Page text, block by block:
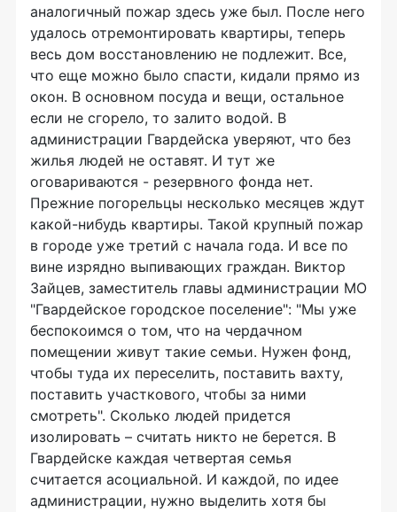
аналогичный пожар здесь уже был. После него
удалось отремонтировать квартиры, теперь
весь дом восстановлению не подлежит. Все,
что еще можно было спасти, кидали прямо из
окон. В основном посуда и вещи, остальное
если не сгорело, то залито водой. В
администрации Гвардейска уверяют, что без
жилья людей не оставят. И тут же
оговариваются - резервного фонда нет.
Прежние погорельцы несколько месяцев ждут
какой-нибудь квартиры. Такой крупный пожар
в городе уже третий с начала года. И все по
вине изрядно выпивающих граждан. Виктор
Зайцев, заместитель главы администрации МО
"Гвардейское городское поселение": "Мы уже
беспокоимся о том, что на чердачном
помещении живут такие семьи. Нужен фонд,
чтобы туда их переселить, поставить вахту,
поставить участкового, чтобы за ними
смотреть". Сколько людей придется
изолировать – считать никто не берется. В
Гвардейске каждая четвертая семья
считается асоциальной. И каждой, по идее
администрации, нужно выделить хотя бы